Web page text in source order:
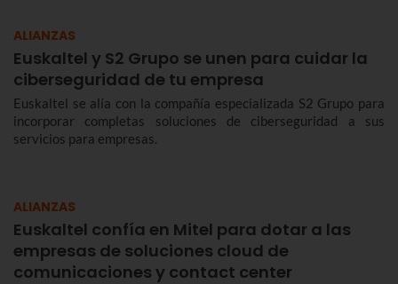
ALIANZAS
Euskaltel y S2 Grupo se unen para cuidar la
ciberseguridad de tu empresa
Euskaltel se alía con la compañía especializada S2 Grupo para
incorporar completas soluciones de ciberseguridad a sus
servicios para empresas.
ALIANZAS
Euskaltel confía en Mitel para dotar a las
empresas de soluciones cloud de
comunicaciones y contact center